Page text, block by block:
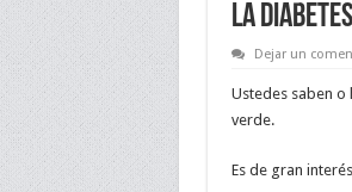
LA
Dejar un
Ustedes saben
verde.
Es de gran